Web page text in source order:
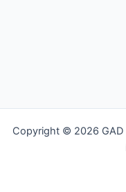
Copyright © 2026 GAD